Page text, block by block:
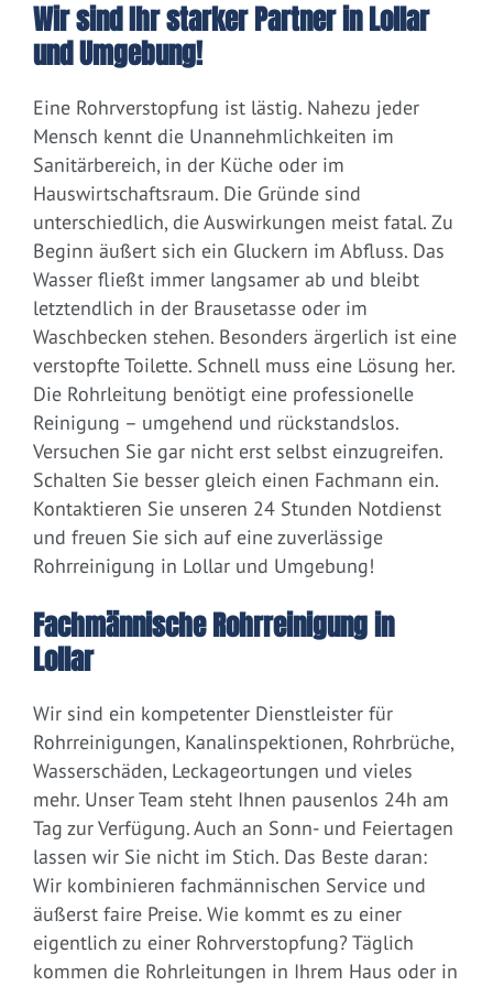
Wir sind Ihr starker Partner in Lollar
und Umgebung!
Eine Rohrverstopfung ist lästig. Nahezu jeder
Mensch kennt die Unannehmlichkeiten im
Sanitärbereich, in der Küche oder im
Hauswirtschaftsraum. Die Gründe sind
unterschiedlich, die Auswirkungen meist fatal. Zu
Beginn äußert sich ein Gluckern im Abfluss. Das
Wasser fließt immer langsamer ab und bleibt
letztendlich in der Brausetasse oder im
Waschbecken stehen. Besonders ärgerlich ist eine
verstopfte Toilette. Schnell muss eine Lösung her.
Die Rohrleitung benötigt eine professionelle
Reinigung – umgehend und rückstandslos.
Versuchen Sie gar nicht erst selbst einzugreifen.
Schalten Sie besser gleich einen Fachmann ein.
Kontaktieren Sie unseren 24 Stunden Notdienst
und freuen Sie sich auf eine zuverlässige
Rohrreinigung in Lollar und Umgebung!
Fachmännische Rohrreinigung in
Lollar
Wir sind ein kompetenter Dienstleister für
Rohrreinigungen, Kanalinspektionen, Rohrbrüche,
Wasserschäden, Leckageortungen und vieles
mehr. Unser Team steht Ihnen pausenlos 24h am
Tag zur Verfügung. Auch an Sonn- und Feiertagen
lassen wir Sie nicht im Stich. Das Beste daran:
Wir kombinieren fachmännischen Service und
äußerst faire Preise. Wie kommt es zu einer
eigentlich zu einer Rohrverstopfung? Täglich
kommen die Rohrleitungen in Ihrem Haus oder in